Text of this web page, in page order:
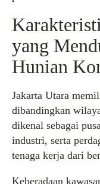
yang
Hunian
Jakarta Utara
dibandingkan
dikenal sebagai
industri, serta
tenaga kerja dari
Keberadaan